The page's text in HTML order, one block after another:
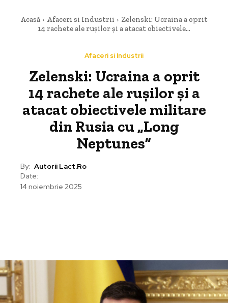
Acasă Afaceri si Industrii
Zelenski: Ucraina a oprit
14 rachete ale rușilor și a atacat obiectivele...
Afaceri si Industrii
Zelenski: Ucraina a oprit
14 rachete ale rușilor și a
atacat obiectivele militare
din Rusia cu „Long
Neptunes”
By: Autorii Lact.ro
Date:
14 noiembrie 2025